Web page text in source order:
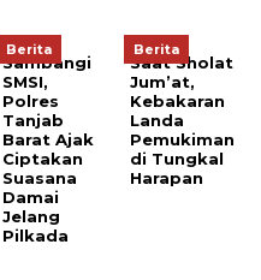
Berita
Sambangi
SMSI,
Polres
Tanjab
Barat Ajak
Ciptakan
Suasana
Damai
Jelang
Pilkada
Berita
Saat Sholat
Jum’at,
Kebakaran
Landa
Pemukiman
di Tungkal
Harapan